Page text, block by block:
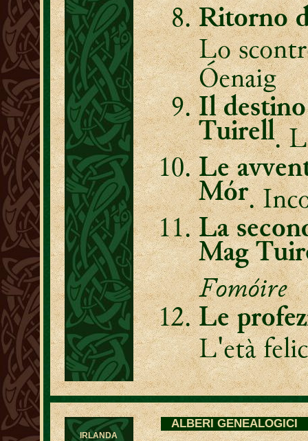
Ritorno
Lo
Óenaig
Il
Tuirell.
Le
Mór.
La
Mag
Fomóire
Le
L'età
IRLANDA
ALBERI GENEALOGICI